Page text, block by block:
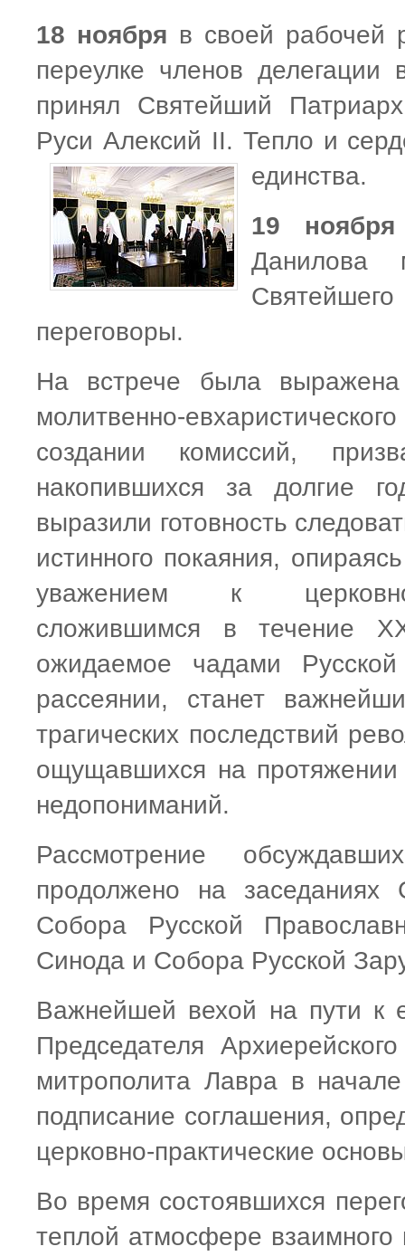
18 ноября в своей рабочей
переулке членов делегации
принял Святейший
Руси Алексий II. Тепло и
единства.
19 ноября
Данилова
переговоры.
На встрече была
молитвенно-
создании комиссий,
накопившихся за долгие
выразили готовность
истинного покаяния,
уважением к церковно-
сложившимся в течение
ожидаемое чадами
рассеянии, станет
трагических последствий
ощущавшихся на протяжении
недопониманий.
Рассмотрение
продолжено на заседаниях
Собора Русской
Синода и Собора Русской
Важнейшей вехой на пути к
Председателя
митрополита Лавра в
подписание соглашения,
церковно-практические
Во время состоявшихся
теплой атмосфере